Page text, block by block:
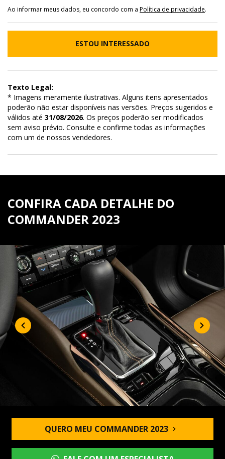
Ao informar meus dados, eu concordo com a Política de privacidade.
ESTOU INTERESSADO
Texto Legal:
* Imagens meramente ilustrativas. Alguns itens apresentados
poderão não estar disponíveis nas versões. Preços sugeridos e
válidos até 31/08/2026. Os preços poderão ser modificados
sem aviso prévio. Consulte e confirme todas as informações
com um de nossos vendedores.
CONFIRA CADA DETALHE DO
COMMANDER 2023
QUERO MEU COMMANDER 2023